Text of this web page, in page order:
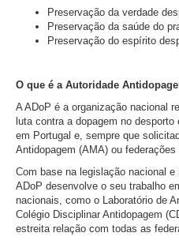
Preservação da verdade
Preservação da saúde do
Preservação do espírito
O que é a Autoridade
A ADoP é a organização nacional
luta contra a dopagem no
em Portugal e, sempre que
Antidopagem (AMA) ou
Com base na legislação nacional
ADoP desenvolve o seu trabalho
nacionais, como o Laboratório de
Colégio Disciplinar Antidopagem
estreita relação com todas as